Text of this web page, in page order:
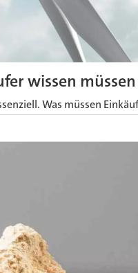
wissen müssen
Was müssen